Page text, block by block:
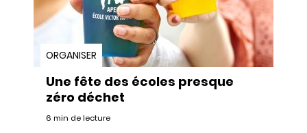
ORGANISER
Une fête des écoles presque
zéro déchet
6 min de lecture